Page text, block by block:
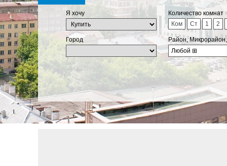
Я хочу
Количество комнат
Ком
Ст 1 2
Город
Район,
Любой ⊞